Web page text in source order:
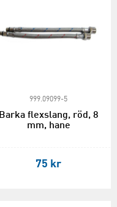
999.09099-5
Barka flexslang, röd, 8
mm, hane
75 kr